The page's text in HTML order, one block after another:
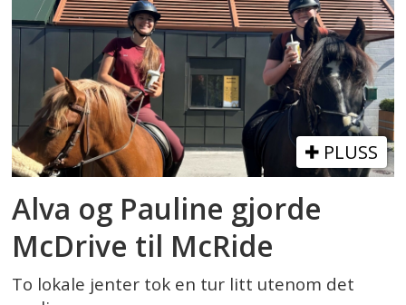
PLUSS
Alva og Pauline gjorde
McDrive til McRide
To lokale jenter tok en tur litt utenom det